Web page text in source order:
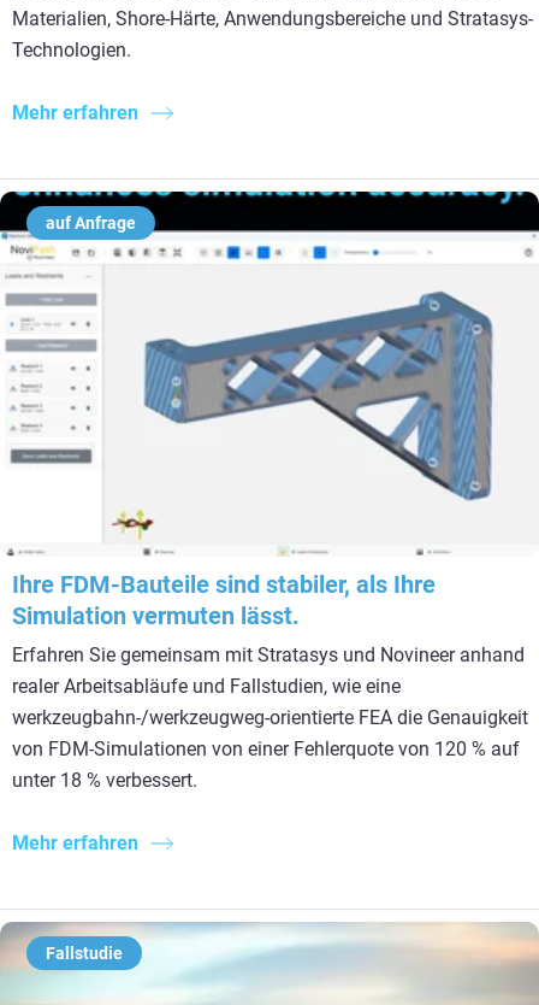
Materialien, Shore-Härte, Anwendungsbereiche und Stratasys-
Technologien.
Mehr erfahren
auf Anfrage
Ihre FDM-Bauteile sind stabiler, als Ihre
Simulation vermuten lässt.
Erfahren Sie gemeinsam mit Stratasys und Novineer anhand
realer Arbeitsabläufe und Fallstudien, wie eine
werkzeugbahn-/werkzeugweg-orientierte FEA die Genauigkeit
von FDM-Simulationen von einer Fehlerquote von 120 % auf
unter 18 % verbessert.
Mehr erfahren
Fallstudie